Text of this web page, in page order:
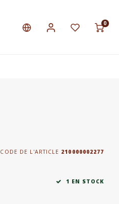
0
CODE DE L'ARTICLE 210000002277
1 EN STOCK